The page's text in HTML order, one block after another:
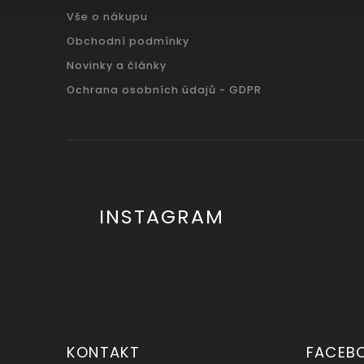
Vše o nákupu
Obchodní podmínky
Novinky a články
Ochrana osobních údajů - GDPR
INSTAGRAM
KONTAKT